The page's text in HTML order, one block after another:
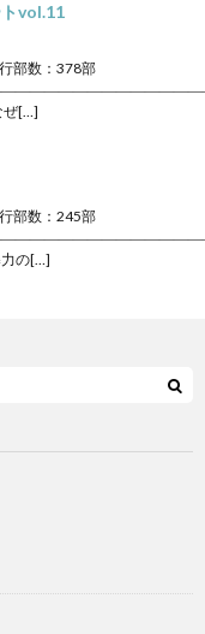
vol.11
部数：378部
ぜ[…]
部数：245部
の[…]